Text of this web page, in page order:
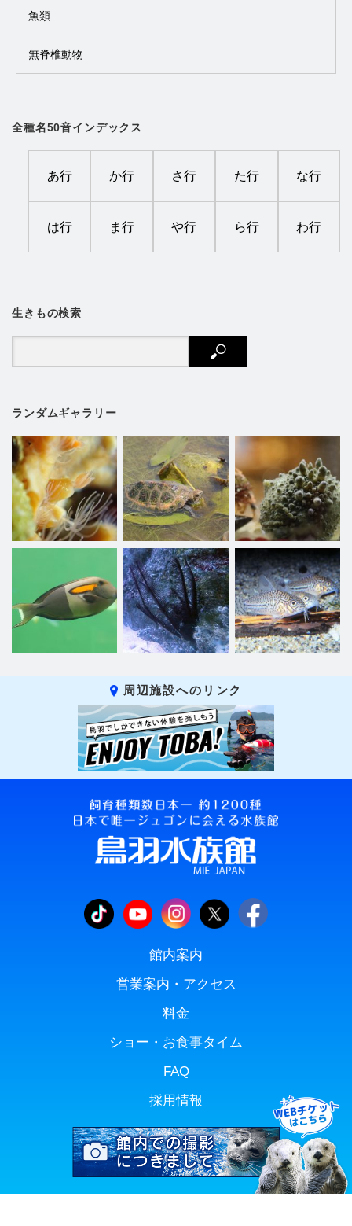
魚類
無脊椎動物
全種名50音インデックス
あ行 か行 さ行 た行 な行
は行 ま行 や行 ら行 わ行
生きもの検索
ランダムギャラリー
周辺施設へのリンク
館内案内
営業案内・アクセス
料金
ショー・お食事タイム
FAQ
採用情報